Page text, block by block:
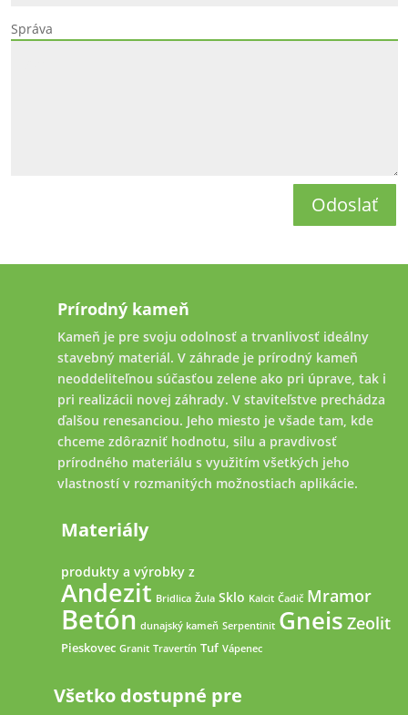
Správa
Odoslať
Prírodný kameň
Kameň je pre svoju odolnosť a trvanlivosť ideálny
stavebný materiál. V záhrade je prírodný kameň
neoddeliteľnou súčasťou zelene ako pri úprave, tak i
pri realizácii novej záhrady. V staviteľstve prechádza
ďalšou renesanciou. Jeho miesto je všade tam, kde
chceme zdôrazniť hodnotu, silu a pravdivosť
prírodného materiálu s využitím všetkých jeho
vlastností v rozmanitých možnostiach aplikácie.
Materiály
produkty a výrobky z
Andezit Bridlica Žula Sklo Kalcit Čadič Mramor
Betón dunajský kameň Serpentinit Gneis Zeolit
Pieskovec Granit Travertín Tuf Vápenec
Všetko dostupné pre